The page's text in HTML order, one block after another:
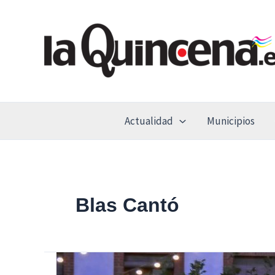
Actualidad Municipios
Blas Cantó
Torrejón